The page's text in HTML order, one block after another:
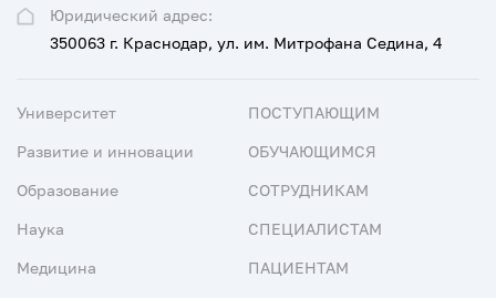
Юридический адрес:
350063 г. Краснодар, ул. им. Митрофана Седина, 4
Университет
Развитие и инновации
Образование
Наука
Медицина
ПОСТУПАЮЩИМ
ОБУЧАЮЩИМСЯ
СОТРУДНИКАМ
СПЕЦИАЛИСТАМ
ПАЦИЕНТАМ